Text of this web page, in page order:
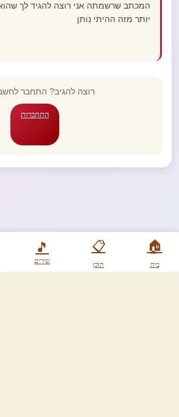
🏠
בית
📋
תוכן
🎵
שירים
יותר מזה ההיתי נותן
רוצה להגיב? התחבר
התחברות